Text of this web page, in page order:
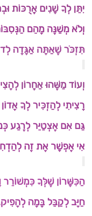
יִתֵּן לְךָ שָׁנִים אֲרֻכּוֹת
וְלֹא מְשַׁנֶּה מָהֵם
תִּזְכֹּר שֶׁאַתָּה אַגָּדָה
וְעוֹד מַשֶּׁהוּ אַחֲרוֹן
רָצִיתִי לְהַזְכִּיר לְךָ
גַּם אִם אֶצְטַיֵּר לְרֶגַע
אִי אֶפְשָׁר אֶת זֶה
הַכִּשָּׁרוֹן שֶׁלְּךָ כִּמְשׁוֹרֵר
חַיָּב לְקַבֵּל בָּמָה